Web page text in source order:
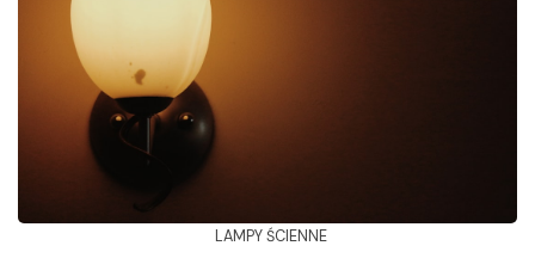
LAMPY ŚCIENNE